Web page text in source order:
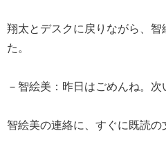
翔太とデスクに戻りながら、
た。
－智絵美：昨日はごめんね。次
智絵美の連絡に、すぐに既読の